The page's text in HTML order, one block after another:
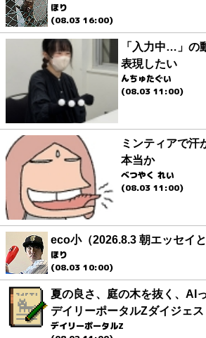
ほり
(08.03 16:00)
「入力中…」の
表現したい
んちゅたぐい
(08.03 11:00)
ミンティアで汗
本当か
べつやく れい
(08.03 11:00)
eco小（2026.8.3 朝エッセイと
ほり
(08.03 10:00)
夏の良さ、庭の木を抜く、AI
デイリーポータルZダイジェス
デイリーポータルZ